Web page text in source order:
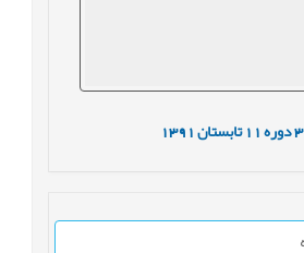
دوره11 تابستان1391